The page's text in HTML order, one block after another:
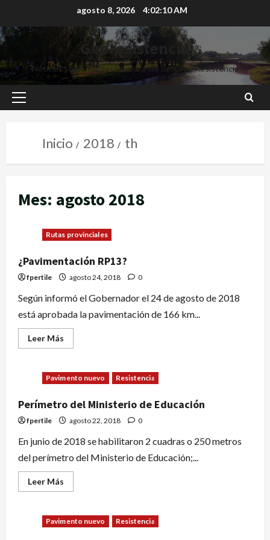
agosto 8, 2026 4:02:10 AM
Georesistencia
Noticias sobre infraestructura vial del Gran Resistencia
Inicio 2018 th
Mes: agosto 2018
Rutas provinciales
¿Pavimentación RP13?
fpertile agosto 24, 2018 0
Según informó el Gobernador el 24 de agosto de 2018
está aprobada la pavimentación de 166 km...
Leer Más
Pavimento nuevo Resistencia
Perímetro del Ministerio de Educación
fpertile agosto 22, 2018 0
En junio de 2018 se habilitaron 2 cuadras o 250 metros
del perímetro del Ministerio de Educación;...
Leer Más
Pavimento nuevo Resistencia